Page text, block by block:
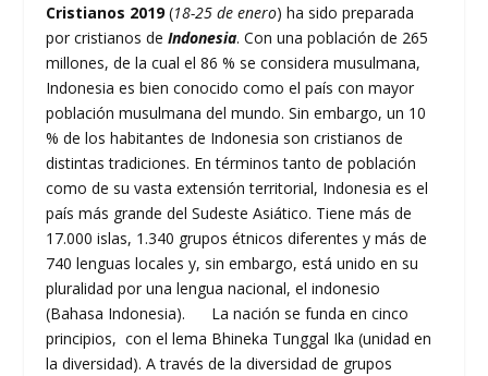
Cristianos 2019(18-25 de enero) ha sido preparada
por cristianos deIndonesia. Con una población de 265
millones, de la cual el 86 % se considera musulmana,
Indonesia es bien conocido como el país con mayor
población musulmana del mundo. Sin embargo, un 10
% de los habitantes de Indonesia son cristianos de
distintas tradiciones. En términos tanto de población
como de su vasta extensión territorial, Indonesia es el
país más grande del Sudeste Asiático. Tiene más de
17.000 islas, 1.340 grupos étnicos diferentes y más de
740 lenguas locales y, sin embargo, está unido en su
pluralidad por una lengua nacional, el indonesio
(Bahasa Indonesia). La nación se funda en cinco
principios, con el lema Bhineka Tunggal Ika (unidad en
la diversidad). A través de la diversidad de grupos